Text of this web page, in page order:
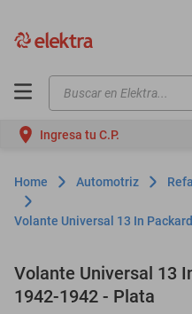
Buscar en Elektra...
Ingresa tu C.P.
Automotriz
Volante Universal 13 In
Volante Universal 13
1942-1942 - Plata
motos
moto
refrigeradores
lavadoras